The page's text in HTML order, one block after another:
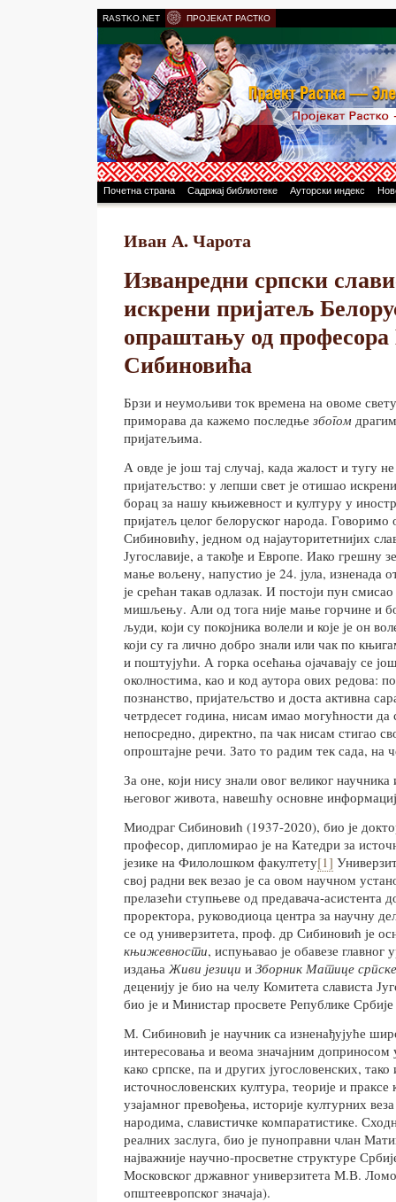
RASTKO.NET ПРОЈЕКАТ РАСТКО
Почетна страна Садржај библиотеке Ауторски индекс
Иван А. Чарота
Изванредни српски
искрени пријатељ
опраштању од
Сибиновића
Брзи и неумољиви ток времена на овоме
приморава да кажемо последње збогом
пријатељима.
А овде је још тај случај, када жалост и тугу
пријатељство: у лепши свет је отишао
борац за нашу књижевност и културу у
пријатељ целог белоруског народа.
Сибиновићу, једном од најауторитетнијих
Југославије, а такође и Европе. Иако грешну
мање вољену, напустио је 24. јула, изненада
је срећан такав одлазак. И постоји пун
мишљењу. Али од тога није мање горчине и
људи, који су покојника волели и које је он
који су га лично добро знали или чак по
и поштујући. А горка осећања ојачавају се
околностима, као и код аутора ових редова:
познанство, пријатељство и доста активна
четрдесет година, нисам имао могућности да
непосредно, директно, па чак нисам стигао
опроштајне речи. Зато то радим тек сада, на
За оне, који нису знали овог великог
његовог живота, навешћу основне
Миодраг Сибиновић (1937-2020), био је
професор, дипломирао је на Катедри за
језике на Филолошком факултету[1]
свој радни век везао је са овом научном
прелазећи ступњеве од предавача-асистента
проректора, руководиоца центра за научну
се од универзитета, проф. др Сибиновић је
књижевности, испуњавао је обавезе
издања Живи језици и Зборник Матице
деценију је био на челу Комитета слависта
био је и Министар просвете Републике
М. Сибиновић је научник са изненађујуће
интересовања и веома значајним доприносом
како српске, па и других југословенских, тако
источнословенских култура, теорије и
узајамног превођења, историје културних
народима, славистичке компаратистике.
реалних заслуга, био је пуноправни члан
најважније научно-просветне структуре
Московског државног универзитета М.В.
општеевропског значаја).